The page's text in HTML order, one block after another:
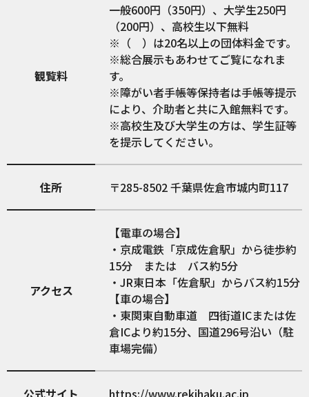
観覧料
一般600円（350円）、大学生250円
（200円）、高校生以下無料
※（ ）は20名以上の団体料金です。
※総合展示もあわせてご覧になれま
す。
※障がい者手帳等保持者は手帳等提示
により、介助者と共に入館無料です。
※高校生及び大学生の方は、学生証等
を提示してください。
住所 285-8502千葉県佐倉市城内町117
アクセス
【電車の場合】
・京成電鉄「京成佐倉駅」から徒歩約
15分 または バス約5分
・JR東日本「佐倉駅」からバス約15分
【車の場合】
・東関東自動車道 四街道ICまたは佐
倉ICより約15分、国道296号沿い（駐
車場完備）
公式サイト https://www.rekihaku.ac.jp